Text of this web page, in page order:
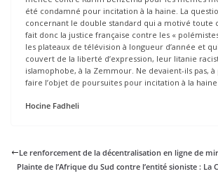
été condamné pour incitation à la haine. La
concernant le double standard qui a motivé toute
fait donc la justice française contre les «
les plateaux de télévision à longueur d’année et
couvert de la liberté d’expression, leur litanie
islamophobe, à la Zemmour. Ne devaient-ils pas, à
faire l’objet de poursuites pour incitation à la haine
Hocine Fadheli
Le renforcement de la décentralisation en ligne de
Plainte de l’Afrique du Sud contre l’entité sioniste : La